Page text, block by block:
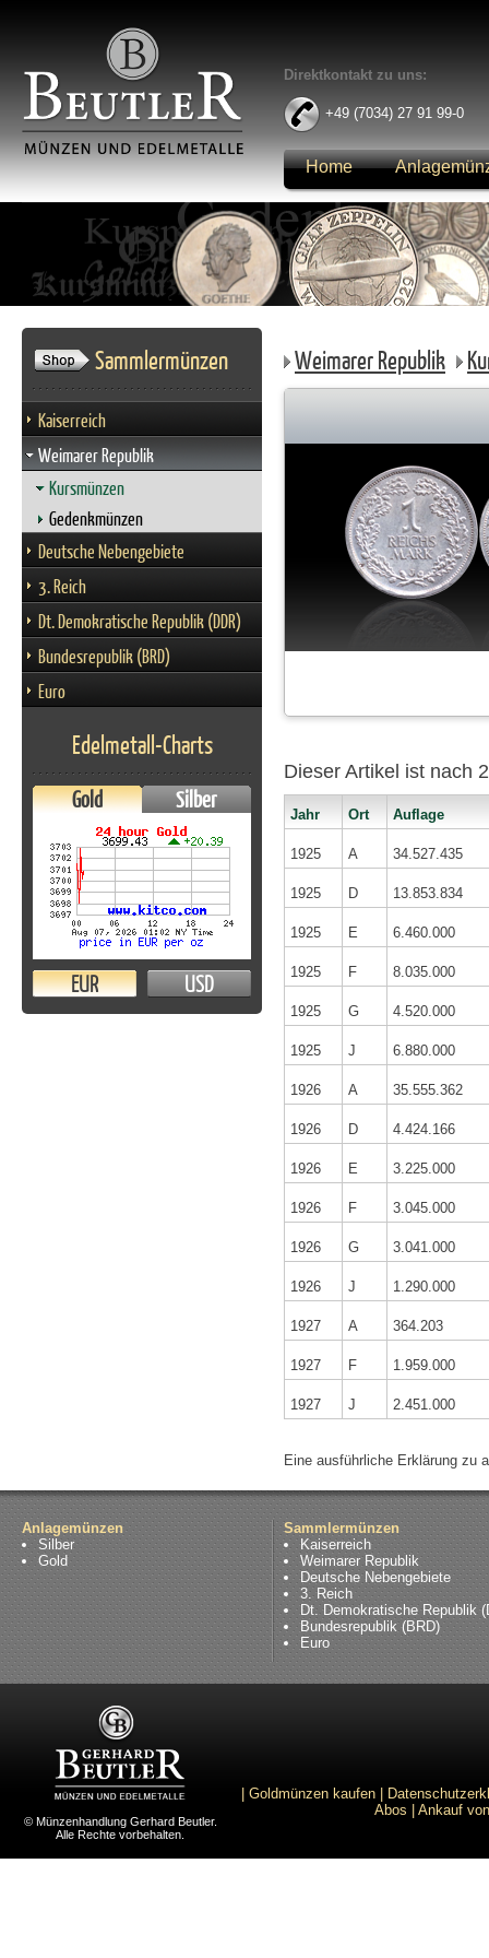
Direktkontakt zu uns:
+49 (7034) 27 91 99-0
Home
Anmelden
Sammlermünzen
Kaiserreich
Weimarer Republik
Kursmünzen
Gedenkmünzen
Deutsche Nebengebiete
3. Reich
Dt. Demokratische Republik (DDR)
Bundesrepublik (BRD)
Euro
Edelmetall-Charts
Gold Silber
EUR USD
Weimarer Republik
Dieser Artikel ist nach
Jahr Ort Auflage
1925 A 34.527.435
1925 D 13.853.834
1925 E 6.460.000
1925 F 8.035.000
1925 G 4.520.000
1925 J 6.880.000
1926 A 35.555.362
1926 D 4.424.166
1926 E 3.225.000
1926 F 3.045.000
1926 G 3.041.000
1926 J 1.290.000
1927 A 364.203
1927 F 1.959.000
1927 J 2.451.000
Eine ausführliche Erklärung zu
Anlagemünzen
Silber
Gold
Sammlermünzen
Kaiserreich
Weimarer Republik
Deutsche Nebengebiete
3. Reich
Dt. Demokratische Republik
Bundesrepublik (BRD)
Euro
© Münzenhandlung Gerhard Beutler.
Alle Rechte vorbehalten.
Goldmünzen kaufen
Abos
Ankauf